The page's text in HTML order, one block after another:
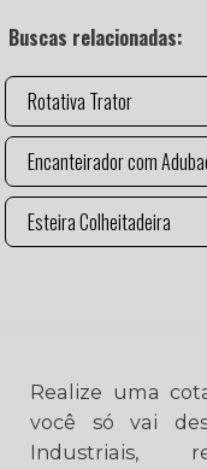
Buscas relacionadas:
Rotativa Trator
Encanteirador com
Esteira Colheitadeira
Realize uma
você só vai
Industriais,